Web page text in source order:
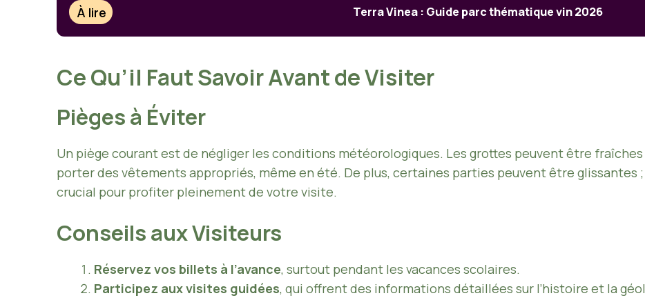
À lire Terra Vinea : Guide parc thématique vin 2026
Ce Qu’il Faut Savoir Avant de Visiter
Pièges à Éviter
Un piège courant est de négliger les conditions météorologiques. Les grottes peuvent être
porter des vêtements appropriés, même en été. De plus, certaines parties peuvent être glissantes
crucial pour profiter pleinement de votre visite.
Conseils aux Visiteurs
Réservez vos billets à l’avance, surtout pendant les vacances scolaires.
Participez aux visites guidées, qui offrent des informations détaillées sur l’histoire et la